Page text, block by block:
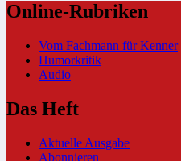
Online-Rubriken
Vom Fachmann für Kenner
Humorkritik
Audio
Das Heft
Aktuelle Ausgabe
Abonnieren